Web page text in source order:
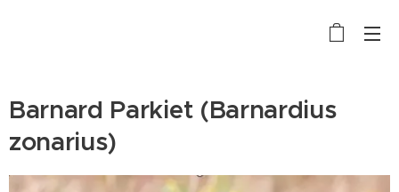
Barnard Parkiet (Barnardius
zonarius)